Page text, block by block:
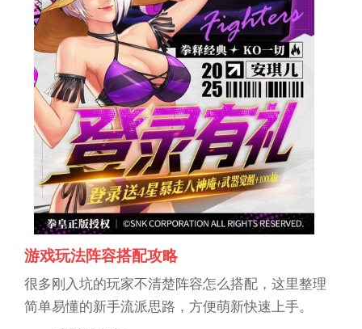
游戏玩法阵容搭配攻略
很多刚入坑的玩家不清楚阵容怎么搭配，这里整理
简单易懂的新手流派思路，方便萌新快速上手。